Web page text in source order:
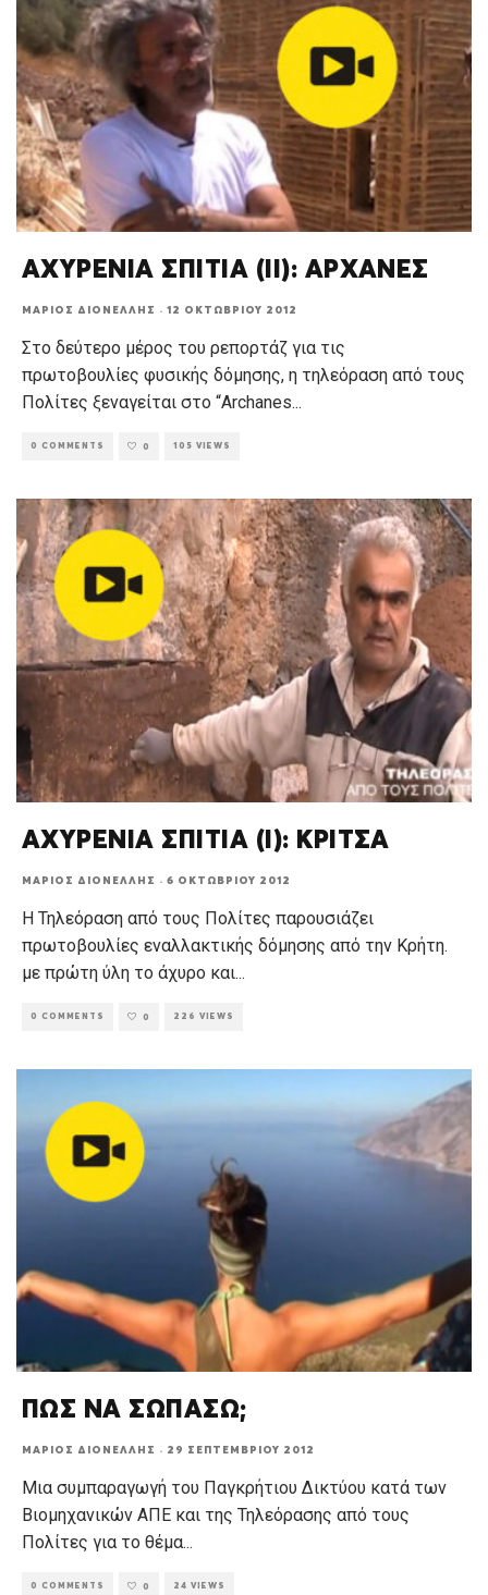
ΑΧΥΡΕΝΙΑ ΣΠΙΤΙΑ (ΙΙ): ΑΡΧΑΝΕΣ
ΜΆΡΙΟΣ ΔΙΟΝΈΛΛΗΣ · 12 ΟΚΤΩΒΡΊΟΥ 2012
Στο δεύτερο μέρος του ρεπορτάζ για τις
πρωτοβουλίες φυσικής δόμησης, η τηλεόραση από τους
Πολίτες ξεναγείται στο “Archanes...
0 COMMENTS 0 105 VIEWS
ΑΧΥΡΕΝΙΑ ΣΠΙΤΙΑ (Ι): ΚΡΙΤΣΑ
ΜΆΡΙΟΣ ΔΙΟΝΈΛΛΗΣ · 6 ΟΚΤΩΒΡΊΟΥ 2012
Η Τηλεόραση από τους Πολίτες παρουσιάζει
πρωτοβουλίες εναλλακτικής δόμησης από την Κρήτη.
με πρώτη ύλη το άχυρο και...
0 COMMENTS 0 226 VIEWS
ΠΩΣ ΝΑ ΣΩΠΑΣΩ;
ΜΆΡΙΟΣ ΔΙΟΝΈΛΛΗΣ · 29 ΣΕΠΤΕΜΒΡΊΟΥ 2012
Μια συμπαραγωγή του Παγκρήτιου Δικτύου κατά των
Βιομηχανικών ΑΠΕ και της Τηλεόρασης από τους
Πολίτες για το θέμα...
0 COMMENTS 0 24 VIEWS